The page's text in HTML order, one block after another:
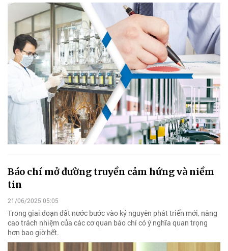
Báo chí mở đường truyền cảm hứng và niềm
tin
21/06/2025 05:05
Trong giai đoạn đất nước bước vào kỷ nguyên phát triển mới, nâng
cao trách nhiệm của các cơ quan báo chí có ý nghĩa quan trọng
hơn bao giờ hết.